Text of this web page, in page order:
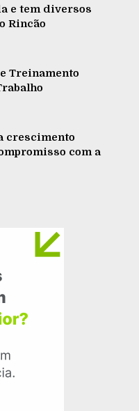
e tem diversos
Rincão
Treinamento
crescimento
com a